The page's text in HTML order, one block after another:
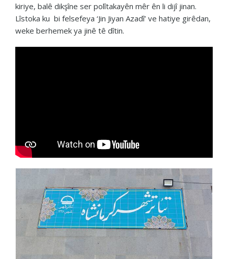
kiriye, balê dikşîne ser polîtakayên mêr ên li dijî jinan.
Lîstoka ku bi felsefeya ‘Jin Jiyan Azadî’ ve hatiye girêdan,
weke berhemek ya jinê tê dîtin.